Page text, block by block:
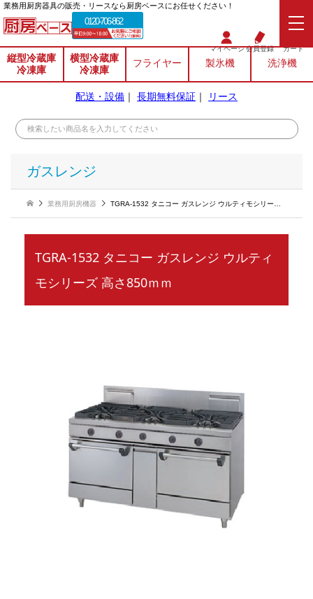
業務⽤厨房器具の販売・リースなら厨房ベースにお任せください！
0120-706-862
マイページ会員登録 カート
縦型冷蔵庫
冷凍庫
横型冷蔵庫
冷凍庫
フライヤー 製氷機 洗浄機
配送・設備 ｜ 長期無料保証 ｜ リース
ガスレンジ
業務用厨房機器 TGRA-1532 タニコー ガスレンジ ウルティモシリーズ 高さ850ｍｍ
TGRA-1532 タニコー ガスレンジ ウルティ
モシリーズ 高さ850ｍｍ